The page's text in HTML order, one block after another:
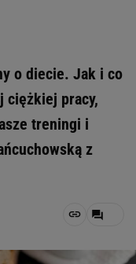
o diecie. Jak i co
ciężkiej pracy,
treningi i
z